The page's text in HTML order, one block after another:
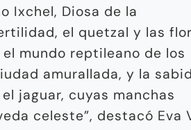
Ixchel, Diosa de la
el quetzal y las
mundo reptileano de los
amurallada, y la
jaguar, cuyas manchas
celeste”, destacó Eva